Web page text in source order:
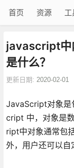
首页 资源 工
javascript中
是什么？
更新日期: 2020-02-01
JavaScript对象是
cript 中，对象是
ript中对象通常包
外，用户还可以自